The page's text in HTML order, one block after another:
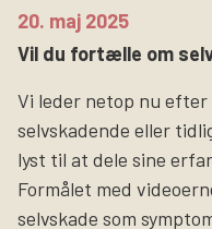
20. maj 2025
Vil du fortælle om
Vi leder netop nu efter
selvskadende eller
lyst til at dele sine
Formålet med
selvskade som